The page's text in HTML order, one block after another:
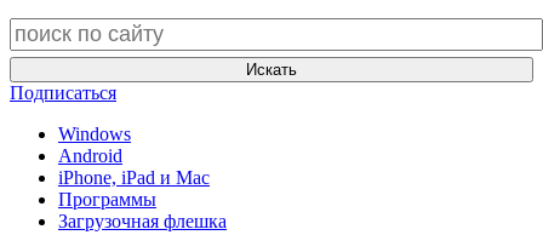
Искать
Подписаться
Windows
Android
iPhone, iPad и Mac
Программы
Загрузочная флешка